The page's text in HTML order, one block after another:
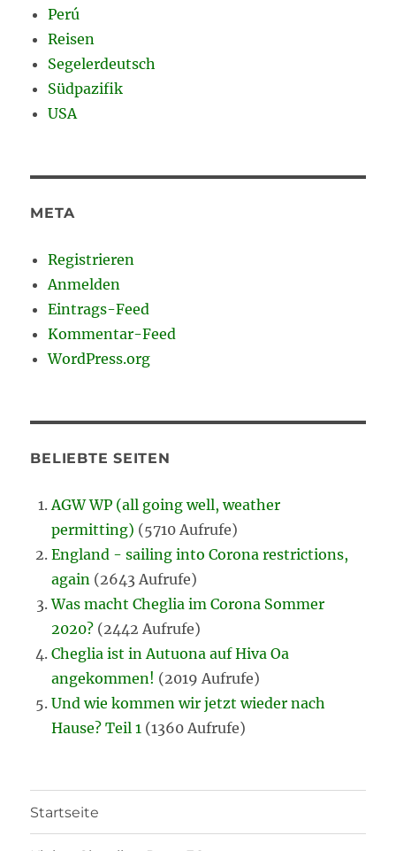
Perú
Reisen
Segelerdeutsch
Südpazifik
USA
META
Registrieren
Anmelden
Eintrags-Feed
Kommentar-Feed
WordPress.org
BELIEBTE SEITEN
AGW WP (all going well, weather
permitting) (5710 Aufrufe)
England - sailing into Corona restrictions,
again (2643 Aufrufe)
Was macht Cheglia im Corona Sommer
2020? (2442 Aufrufe)
Cheglia ist in Autuona auf Hiva Oa
angekommen! (2019 Aufrufe)
Und wie kommen wir jetzt wieder nach
Hause? Teil 1 (1360 Aufrufe)
Startseite